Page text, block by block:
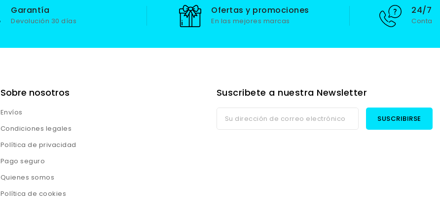
Garantía
Devolución 30 días
Ofertas y promociones
En las mejores marcas
24/7
Sobre nosotros
Envíos
Condiciones legales
Política de privacidad
Pago seguro
Quienes somos
Política de cookies
Suscribete a nuestra Newsletter